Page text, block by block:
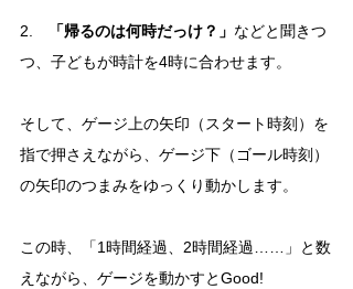
2. 「帰るのは何時だっけ？」 などと聞きつ
つ、子どもが時計を4時に合わせます。
そして、ゲージ上の矢印（スタート時刻）を
指で押さえながら、ゲージ下（ゴール時刻）
の矢印のつまみをゆっくり動かします。
この時、「1時間経過、2時間経過……」と数
えながら、ゲージを動かすとGood!